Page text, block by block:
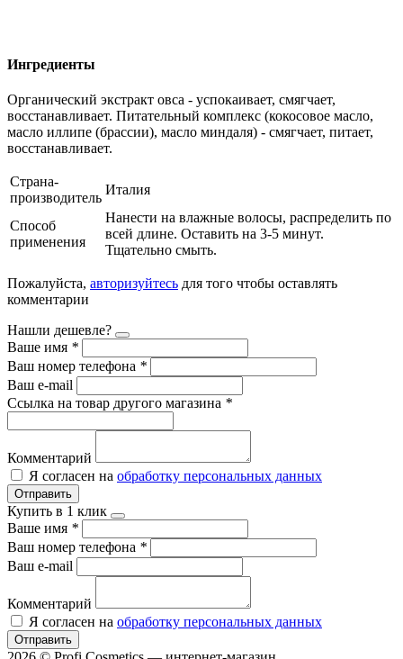
Ингредиенты
Органический экстракт овса - успокаивает, смягчает,
восстанавливает. Питательный комплекс (кокосовое масло,
масло иллипе (брассии), масло миндаля) - смягчает, питает,
восстанавливает.
Страна-
производитель
Италия
Способ
применения
Нанести на влажные волосы, распределить по
всей длине. Оставить на 3-5 минут.
Тщательно смыть.
Пожалуйста, авторизуйтесь для того чтобы оставлять
комментарии
Нашли дешевле?
Ваше имя *
Ваш номер телефона *
Ваш e-mail
Ссылка на товар другого магазина *
Комментарий
Я согласен на обработку персональных данных
Отправить
Купить в 1 клик
Ваше имя *
Ваш номер телефона *
Ваш e-mail
Комментарий
Я согласен на обработку персональных данных
Отправить